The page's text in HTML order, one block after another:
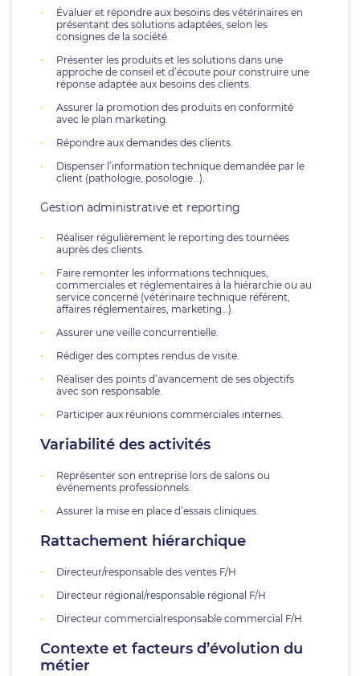
Évaluer et répondre aux besoins des vétérinaires en
présentant des solutions adaptées, selon les
consignes de la société.
Présenter les produits et les solutions dans une
approche de conseil et d’écoute pour construire une
réponse adaptée aux besoins des clients.
Assurer la promotion des produits en conformité
avec le plan marketing.
Répondre aux demandes des clients.
Dispenser l’information technique demandée par le
client (pathologie, posologie…).
Gestion administrative et reporting
Réaliser régulièrement le reporting des tournées
auprès des clients.
Faire remonter les informations techniques,
commerciales et réglementaires à la hiérarchie ou au
service concerné (vétérinaire technique référent,
affaires réglementaires, marketing…).
Assurer une veille concurrentielle.
Rédiger des comptes rendus de visite.
Réaliser des points d’avancement de ses objectifs
avec son responsable.
Participer aux réunions commerciales internes.
Variabilité des activités
Représenter son entreprise lors de salons ou
événements professionnels.
Assurer la mise en place d’essais cliniques.
Rattachement hiérarchique
Directeur/responsable des ventes F/H
Directeur régional/responsable régional F/H
Directeur commercialresponsable commercial F/H
Contexte et facteurs d’évolution du
métier